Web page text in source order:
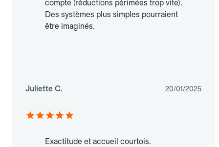
compte (réductions périmées trop vite).
Des systèmes plus simples pourraient
être imaginés.
Juliette C. 20/01/2025
Exactitude et accueil courtois.